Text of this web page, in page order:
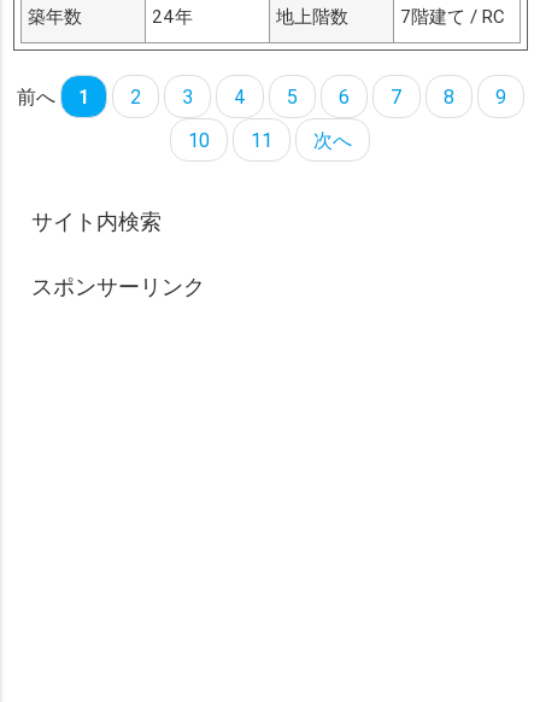
築年数 24年 地上階数 7階建て / RC
前へ 1 2 3 4 5 6 7 8
9
10
11 次へ
サイト内検索
スポンサーリンク